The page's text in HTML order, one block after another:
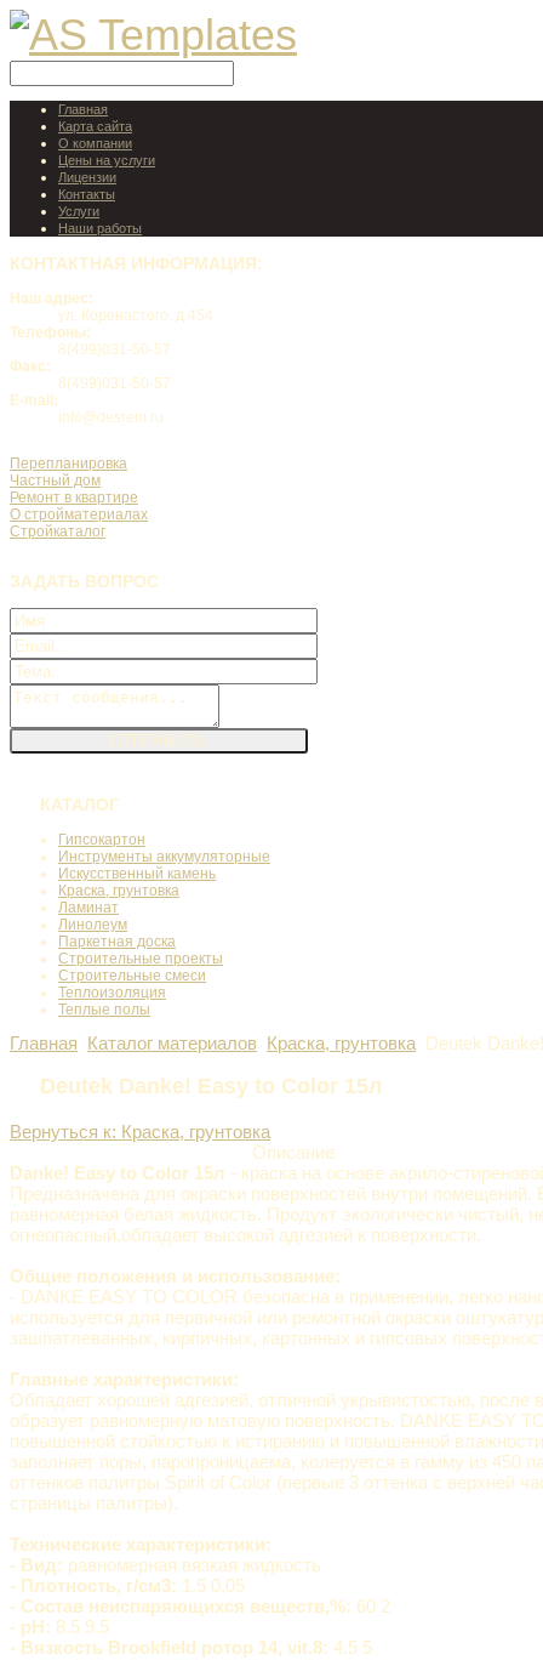
Главная
Карта сайта
О компании
Цены на услуги
Лицензии
Контакты
Услуги
Наши работы
КОНТАКТНАЯ ИНФОРМАЦИЯ:
Наш адрес:
ул. Коренастого, д.454
Телефоны:
8(499)031-50-57
Факс:
8(499)031-50-57
E-mail:
info@desrem.ru
Перепланировка
Частный дом
Ремонт в квартире
О стройматериалах
Стройкаталог
ЗАДАТЬ ВОПРОС
КАТАЛОГ
Гипсокартон
Инструменты аккумуляторные
Искусственный камень
Краска, грунтовка
Ламинат
Линолеум
Паркетная доска
Строительные проекты
Строительные смеси
Теплоизоляция
Теплые полы
Главная Каталог материалов Краска, грунтовка Deutek
Deutek Danke! Easy to Color 15л
Вернуться к: Краска, грунтовка
Описание
Danke! Easy to Color 15л - краска на основе акрило-
Предназначена для окраски поверхностей внутри помещений.
равномерная белая жидкость. Продукт экологически чистый,
огнеопасный,обладает высокой адгезией к поверхности.
Общие положения и использование:
- DANKE EASY TO COLOR безопасна в применении, легко
используется для первичной или ремонтной окраски
зашпатлеванных, кирпичных, картонных и гипсовых
Главные характеристики:
Обладает хорошей адгезией, отличной укрывистостью, после
образует равномерную матовую поверхность. DANKE EASY
повышенной стойкостью к истиранию и повышенной
заполняет поры, паропроницаема, колеруется в гамму из 450
оттенков палитры Spirit of Color (первые 3 оттенка с верхней
страницы палитры).
Технические характеристики:
- Вид: равномерная вязкая жидкость
- Плотность, г/cм3: 1.5 0,05
- Состав неиспаряющихся веществ,%: 60 2
- pH: 8.5 9.5
- Вязкость Brookfield ротор 14, vit.8: 4.5 5